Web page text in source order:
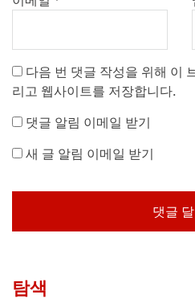
다음 번 댓글 작성을 위해 이
리고 웹사이트를 저장합니다.
댓글 알림 이메일 받기
새 글 알림 이메일 받기
탐색